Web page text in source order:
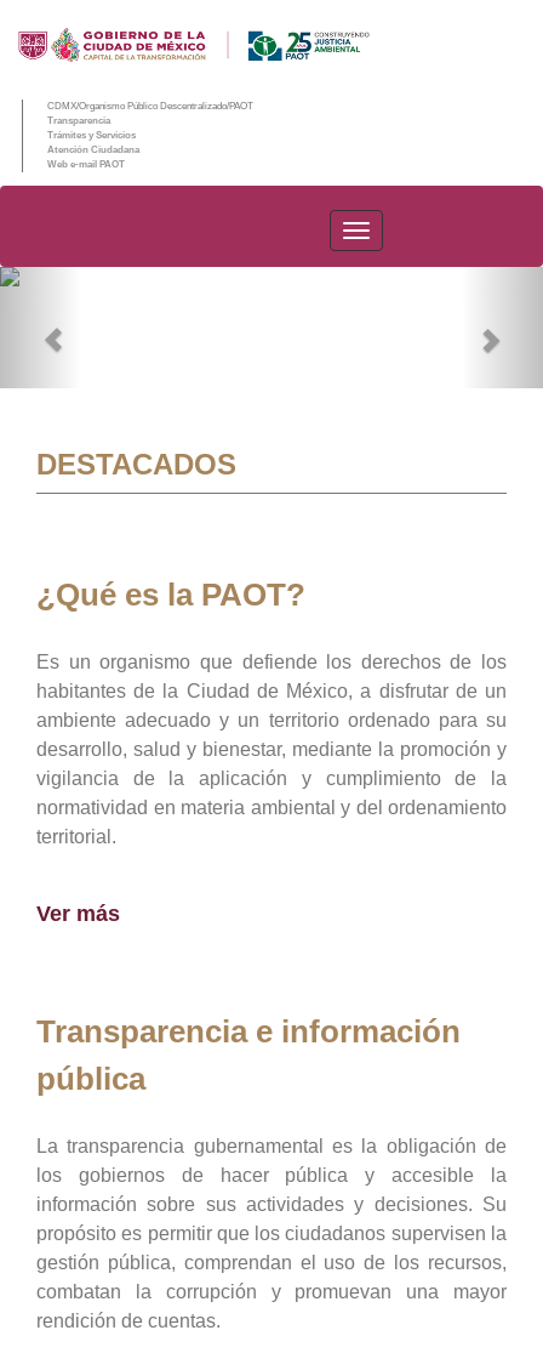
CDMX/Organismo Público Descentralizado/PAOT
Transparencia
Trámites y Servicios
Atención Ciudadana
Web e-mail PAOT
PAOT
DESTACADOS
¿Qué es la PAOT?
Es un organismo que defiende los derechos de los
habitantes de la Ciudad de México, a disfrutar de un
ambiente adecuado y un territorio ordenado para su
desarrollo, salud y bienestar, mediante la promoción y
vigilancia de la aplicación y cumplimiento de la
normatividad en materia ambiental y del ordenamiento
territorial.
Ver más
Transparencia e información
pública
La transparencia gubernamental es la obligación de
los gobiernos de hacer pública y accesible la
información sobre sus actividades y decisiones. Su
propósito es permitir que los ciudadanos supervisen la
gestión pública, comprendan el uso de los recursos,
combatan la corrupción y promuevan una mayor
rendición de cuentas.